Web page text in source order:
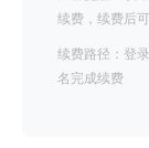
续费，续费后
续费路径：登
名完成续费